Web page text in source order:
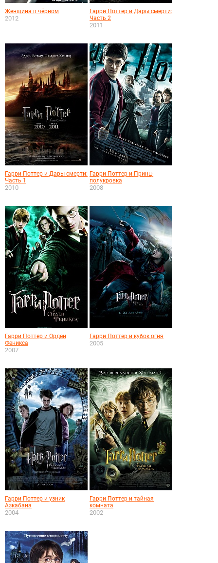
Женщина в чёрном
2012
Гарри Поттер и Дары смерти:
Часть 2
2011
Гарри Поттер и Дары смерти:
Часть 1
2010
Гарри Поттер и Принц-
полукровка
2008
Гарри Поттер и Орден
Феникса
2007
Гарри Поттер и кубок огня
2005
Гарри Поттер и узник
Азкабана
2004
Гарри Поттер и тайная
комната
2002